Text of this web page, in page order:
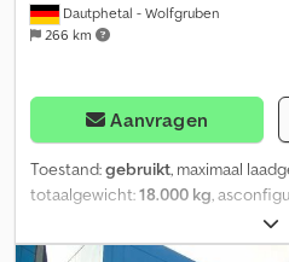
Dautphetal - Wolfgruben
266 km
Aanvragen
Toestand:gebruikt, maximaal
totaalgewicht:18.000 kg,
, totale breedte:
3.710 mm, Uitrusting:ABS, laadklep